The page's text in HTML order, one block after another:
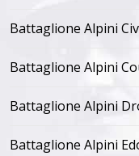
Battaglione Alpini
Battaglione Alpini
Battaglione Alpini
Battaglione Alpini